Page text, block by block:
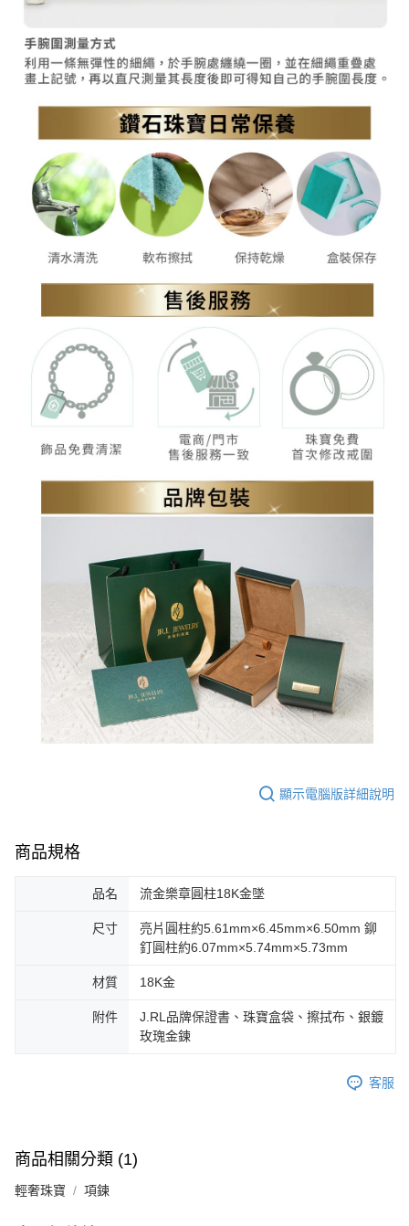
顯示電腦版詳細說明
商品規格
品名 流金樂章圓柱18K金墜
尺寸
亮片圓柱約5.61mm×6.45mm×6.50mm 鉚
釘圓柱約6.07mm×5.74mm×5.73mm
材質 18K金
附件
J.RL品牌保證書、珠寶盒袋、擦拭布、銀鍍
玫瑰金鍊
客服
商品相關分類 (1)
輕奢珠寶 項鍊